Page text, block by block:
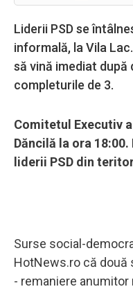
Liderii PSD se
informală, la Vila
să vină imediat după
completurile de 3.
Comitetul Executiv
Dăncilă la ora
liderii PSD din
Surse social-
HotNews.ro că două
- remaniere